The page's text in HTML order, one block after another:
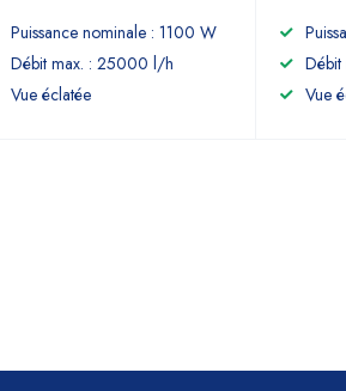
Puissance nominale : 1100 W
Débit max. : 25000 l/h
Vue éclatée
Vue